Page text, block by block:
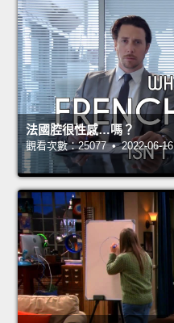
法國腔很性感…嗎？
觀看次數：25077 • 2022-06-16